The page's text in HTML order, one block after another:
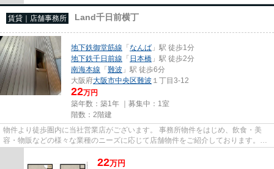
賃貸｜店舗事務所 Land千日前横丁
地下鉄御堂筋線 「なんば 」駅 徒歩1分
地下鉄千日前線 「 日本橋 」駅 徒歩2分
南海本線 「難波 」駅 徒歩6分
大阪府大阪市中央区難波 １丁目3-12
22万円
築年数：築1年 ｜募集中： 1室
階数：2階建
物件より徒歩圏内に当社営業店がございます。 事務所物件をはじめ、飲食・美
容・物販などの様々な業種のニーズに応じて店舗物件をご紹介しております。
尚、弊社ではおとり広告は一切...
22万円